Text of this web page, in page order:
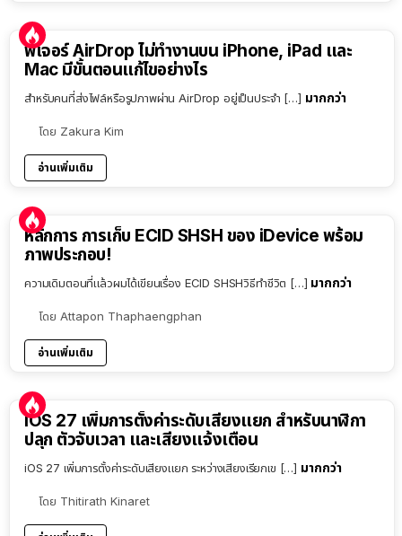
ฟีเจอร์ AirDrop ไม่ทำงานบน iPhone, iPad และ
Mac มีขั้นตอนแก้ไขอย่างไร
สำหรับคนที่ส่งไฟล์หรือรูปภาพผ่าน AirDrop อยู่เป็นประจำ […] มากกว่า
โดย Zakura Kim
อ่านเพิ่มเติม
หลักการ การเก็บ ECID SHSH ของ iDevice พร้อม
ภาพประกอบ!
ความเดิมตอนที่แล้วผมได้เขียนเรื่อง ECID SHSHวิธีทำชีวิต […] มากกว่า
โดย Attapon Thaphaengphan
อ่านเพิ่มเติม
iOS 27 เพิ่มการตั้งค่าระดับเสียงแยก สำหรับนาฬิกา
ปลุก ตัวจับเวลา และเสียงแจ้งเตือน
iOS 27 เพิ่มการตั้งค่าระดับเสียงแยก ระหว่างเสียงเรียกเข […] มากกว่า
โดย Thitirath Kinaret